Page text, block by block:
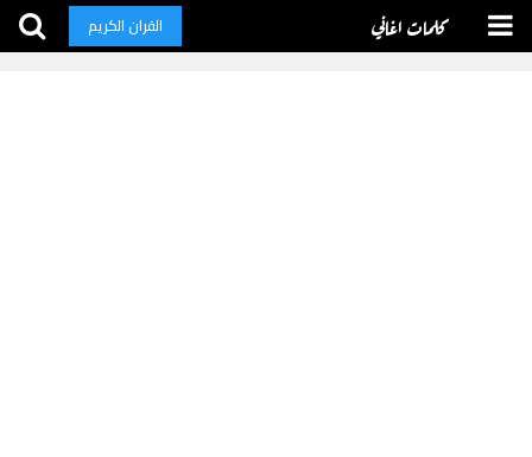
كلمات اغاني القران الكريم